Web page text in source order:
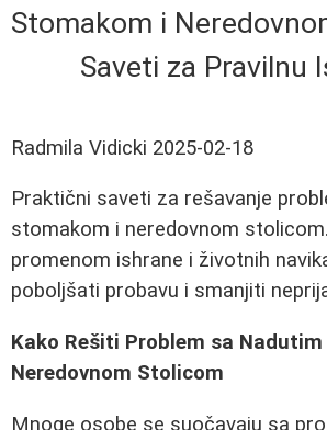
Stomakom i
Saveti za Pravilnu
Radmila Vidicki 2025-02-18
Praktični saveti za rešavanje
stomakom i neredovnom
promenom ishrane i životnih
poboljšati probavu i smanjiti
Kako Rešiti Problem sa
Neredovnom Stolicom
Mnoge osobe se suočavaju sa